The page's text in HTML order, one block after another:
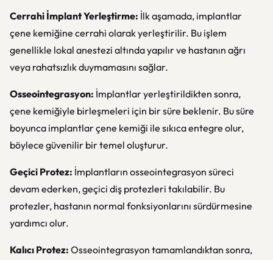
Cerrahi İmplant Yerleştirme: İlk aşamada, implantlar
çene kemiğine cerrahi olarak yerleştirilir. Bu işlem
genellikle lokal anestezi altında yapılır ve hastanın ağrı
veya rahatsızlık duymamasını sağlar.
Osseointegrasyon: İmplantlar yerleştirildikten sonra,
çene kemiğiyle birleşmeleri için bir süre beklenir. Bu süre
boyunca implantlar çene kemiği ile sıkıca entegre olur,
böylece güvenilir bir temel oluşturur.
Geçici Protez: İmplantların osseointegrasyon süreci
devam ederken, geçici diş protezleri takılabilir. Bu
protezler, hastanın normal fonksiyonlarını sürdürmesine
yardımcı olur.
Kalıcı Protez: Osseointegrasyon tamamlandıktan sonra,